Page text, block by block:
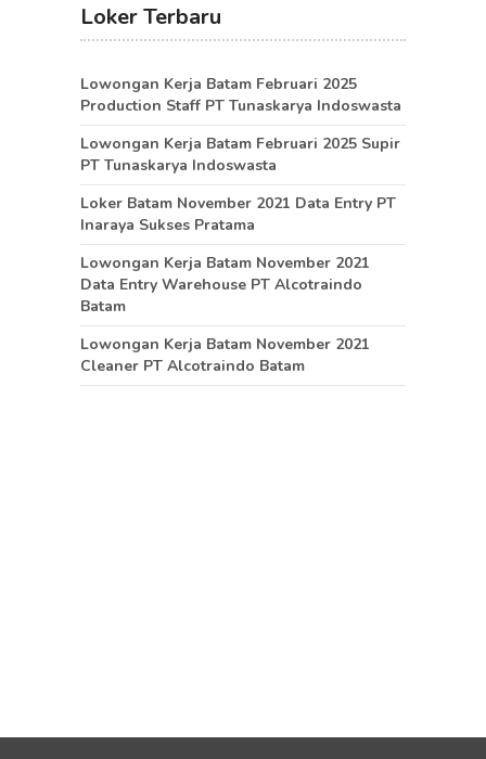
Loker Terbaru
Lowongan Kerja Batam Februari 2025
Production Staff PT Tunaskarya Indoswasta
Lowongan Kerja Batam Februari 2025 Supir
PT Tunaskarya Indoswasta
Loker Batam November 2021 Data Entry PT
Inaraya Sukses Pratama
Lowongan Kerja Batam November 2021
Data Entry Warehouse PT Alcotraindo
Batam
Lowongan Kerja Batam November 2021
Cleaner PT Alcotraindo Batam